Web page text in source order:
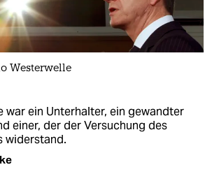
Westerwelle
war ein Unterhalter, ein gewandter
einer, der der Versuchung des
widerstand.